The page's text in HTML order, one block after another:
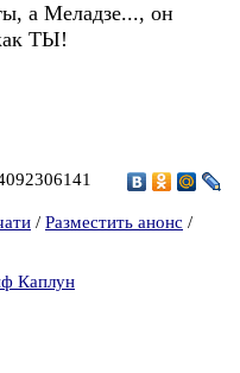
а Меладзе..., он
ТЫ!
/ Разместить анонс /
Каплун